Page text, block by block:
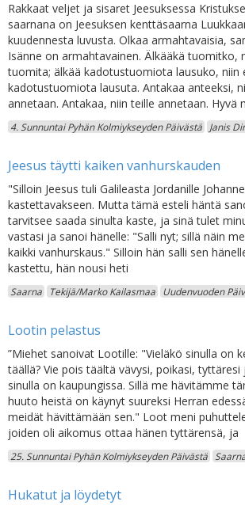
Rakkaat veljet ja sisaret Jeesuksessa
saarnana on Jeesuksen kenttäsaarna
kuudennesta luvusta. Olkaa armahtavaisia,
Isänne on armahtavainen. Älkääkä tuomitko,
tuomita; älkää kadotustuomiota lausuko, niin
kadotustuomiota lausuta. Antakaa anteeksi,
annetaan. Antakaa, niin teille annetaan. Hyvä
4. Sunnuntai Pyhän Kolmiykseyden Päivästä Janis
Jeesus täytti kaiken vanhurskauden
"Silloin Jeesus tuli Galileasta Jordanille
kastettavakseen. Mutta tämä esteli häntä
tarvitsee saada sinulta kaste, ja sinä tulet
vastasi ja sanoi hänelle: "Salli nyt; sillä näin
kaikki vanhurskaus." Silloin hän salli sen
kastettu, hän nousi heti
Saarna Tekijä/Marko Kailasmaa Uudenvuoden
Lootin pelastus
”Miehet sanoivat Lootille: "Vieläkö sinulla on
täällä? Vie pois täältä vävysi, poikasi, tyttäresi
sinulla on kaupungissa. Sillä me hävitämme
huuto heistä on käynyt suureksi Herran
meidät hävittämään sen." Loot meni
joiden oli aikomus ottaa hänen tyttärensä, ja
25. Sunnuntai Pyhän Kolmiykseyden Päivästä
Hukatut ja löydetyt